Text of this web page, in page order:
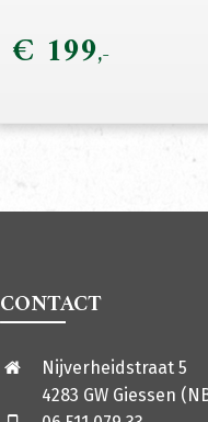
€ 199
CONTACT
Nijverheidstraat 5
4283 GW Giessen